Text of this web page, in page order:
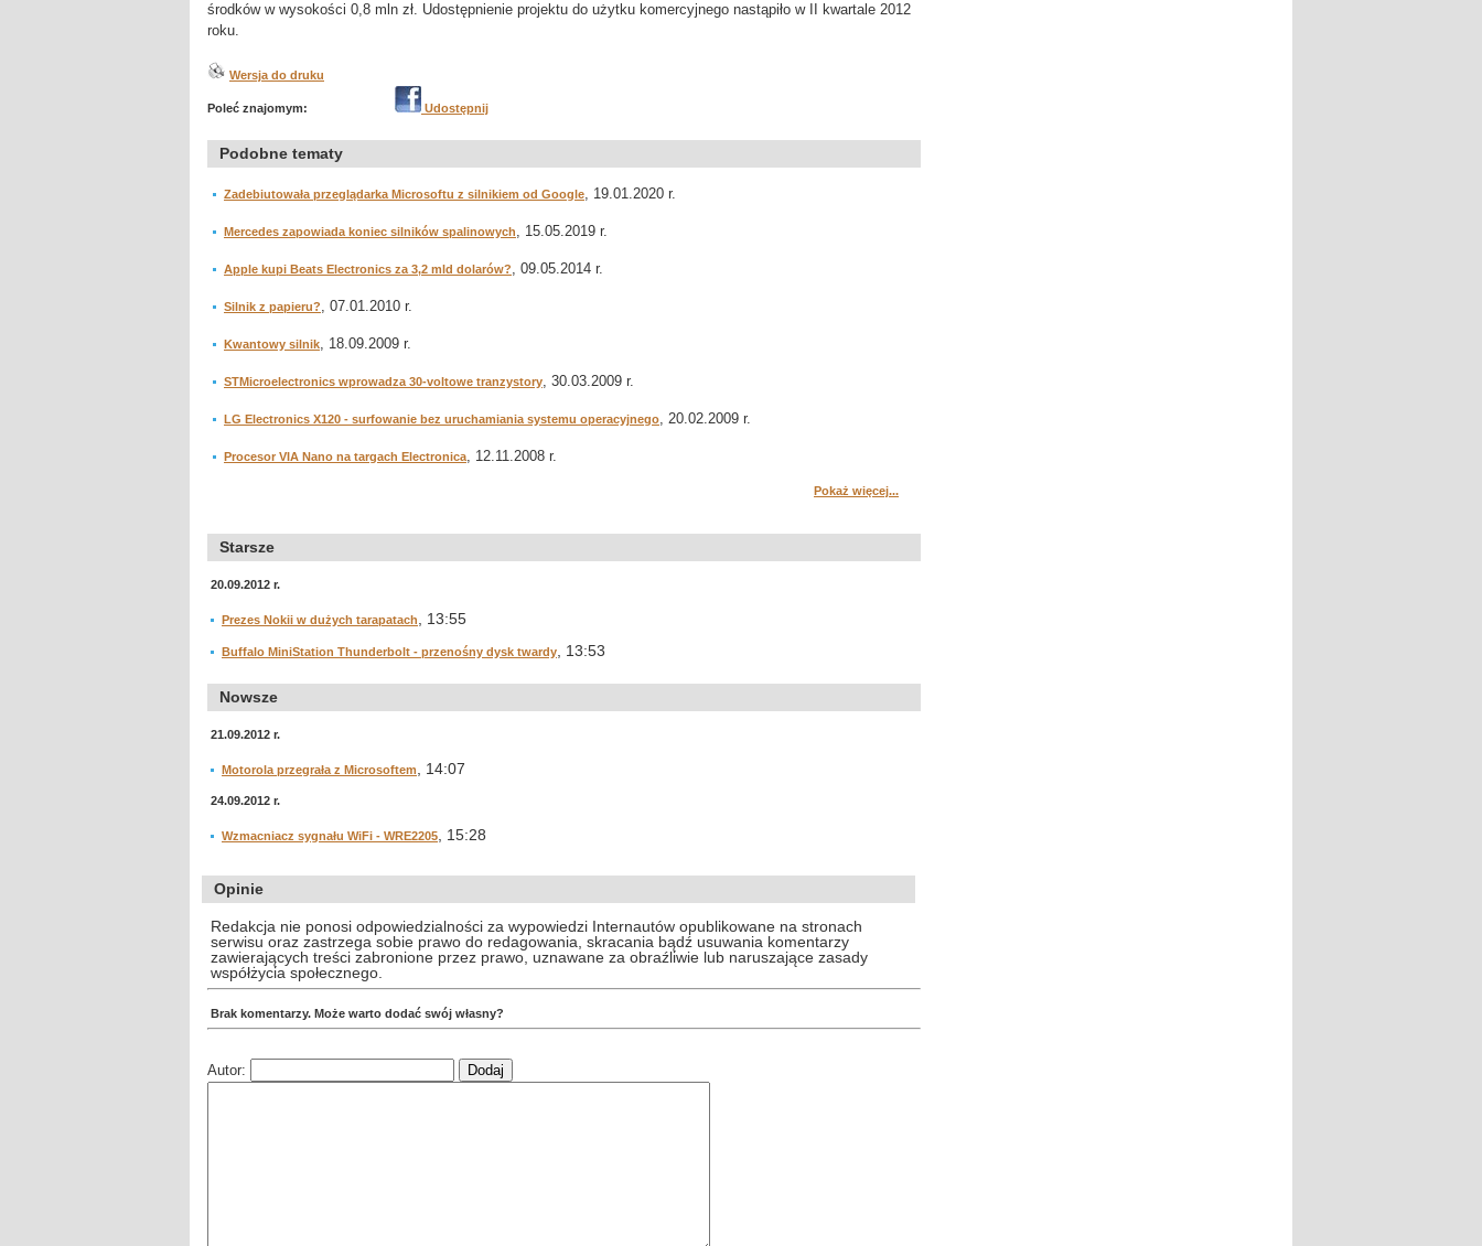
środków w wysokości 0,8 mln zł. Udostępnienie projektu do użytku komercyjnego nastąpiło w II kwartale 2012
roku.
Wersja do druku
Poleć znajomym: Udostępnij
Podobne tematy
Zadebiutowała przeglądarka Microsoftu z silnikiem od Google, 19.01.2020 r.
Mercedes zapowiada koniec silników spalinowych, 15.05.2019 r.
Apple kupi Beats Electronics za 3,2 mld dolarów?, 09.05.2014 r.
Silnik z papieru?, 07.01.2010 r.
Kwantowy silnik, 18.09.2009 r.
STMicroelectronics wprowadza 30-voltowe tranzystory, 30.03.2009 r.
LG Electronics X120 - surfowanie bez uruchamiania systemu operacyjnego, 20.02.2009 r.
Procesor VIA Nano na targach Electronica, 12.11.2008 r.
Pokaż więcej...
Starsze
20.09.2012 r.
Prezes Nokii w dużych tarapatach , 13:55
Buffalo MiniStation Thunderbolt - przenośny dysk twardy , 13:53
Nowsze
21.09.2012 r.
Motorola przegrała z Microsoftem , 14:07
24.09.2012 r.
Wzmacniacz sygnału WiFi - WRE2205 , 15:28
Opinie
Redakcja nie ponosi odpowiedzialności za wypowiedzi Internautów opublikowane na stronach
serwisu oraz zastrzega sobie prawo do redagowania, skracania bądź usuwania komentarzy
zawierających treści zabronione przez prawo, uznawane za obraźliwie lub naruszające zasady
współżycia społecznego.
Brak komentarzy. Może warto dodać swój własny?
Autor: